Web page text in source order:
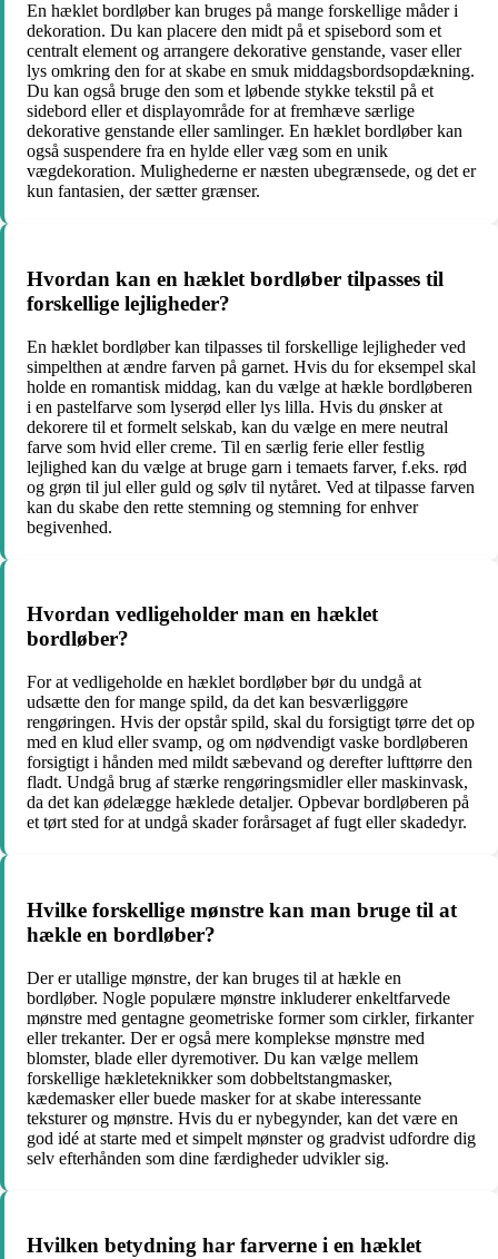
En hæklet bordløber kan bruges på mange forskellige måder i
dekoration. Du kan placere den midt på et spisebord som et
centralt element og arrangere dekorative genstande, vaser eller
lys omkring den for at skabe en smuk middagsbordsopdækning.
Du kan også bruge den som et løbende stykke tekstil på et
sidebord eller et displayområde for at fremhæve særlige
dekorative genstande eller samlinger. En hæklet bordløber kan
også suspendere fra en hylde eller væg som en unik
vægdekoration. Mulighederne er næsten ubegrænsede, og det er
kun fantasien, der sætter grænser.
Hvordan kan en hæklet bordløber tilpasses til
forskellige lejligheder?
En hæklet bordløber kan tilpasses til forskellige lejligheder ved
simpelthen at ændre farven på garnet. Hvis du for eksempel skal
holde en romantisk middag, kan du vælge at hækle bordløberen
i en pastelfarve som lyserød eller lys lilla. Hvis du ønsker at
dekorere til et formelt selskab, kan du vælge en mere neutral
farve som hvid eller creme. Til en særlig ferie eller festlig
lejlighed kan du vælge at bruge garn i temaets farver, f.eks. rød
og grøn til jul eller guld og sølv til nytåret. Ved at tilpasse farven
kan du skabe den rette stemning og stemning for enhver
begivenhed.
Hvordan vedligeholder man en hæklet
bordløber?
For at vedligeholde en hæklet bordløber bør du undgå at
udsætte den for mange spild, da det kan besværliggøre
rengøringen. Hvis der opstår spild, skal du forsigtigt tørre det op
med en klud eller svamp, og om nødvendigt vaske bordløberen
forsigtigt i hånden med mildt sæbevand og derefter lufttørre den
fladt. Undgå brug af stærke rengøringsmidler eller maskinvask,
da det kan ødelægge hæklede detaljer. Opbevar bordløberen på
et tørt sted for at undgå skader forårsaget af fugt eller skadedyr.
Hvilke forskellige mønstre kan man bruge til at
hækle en bordløber?
Der er utallige mønstre, der kan bruges til at hækle en
bordløber. Nogle populære mønstre inkluderer enkeltfarvede
mønstre med gentagne geometriske former som cirkler, firkanter
eller trekanter. Der er også mere komplekse mønstre med
blomster, blade eller dyremotiver. Du kan vælge mellem
forskellige hækleteknikker som dobbeltstangmasker,
kædemasker eller buede masker for at skabe interessante
teksturer og mønstre. Hvis du er nybegynder, kan det være en
god idé at starte med et simpelt mønster og gradvist udfordre dig
selv efterhånden som dine færdigheder udvikler sig.
Hvilken betydning har farverne i en hæklet